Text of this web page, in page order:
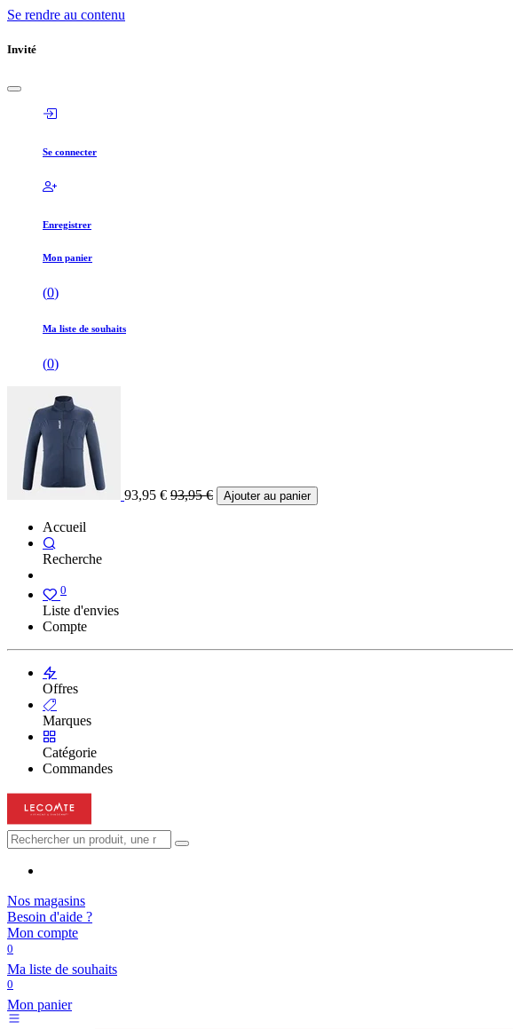
Se rendre au contenu
Invité
Se connecter
Enregistrer
Mon panier
(0)
Ma liste de souhaits
(0)
93,95 € 93,95€ Ajouter au panier
Accueil
Recherche
0
Liste d'envies
Compte
Offres
Marques
Catégorie
Commandes
Nos magasins
Besoin d'aide ?
Mon compte
0
Ma liste de souhaits
0
Mon panier